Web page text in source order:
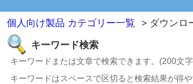
個人向け製品 カテゴリー一覧 > ダウンロ
キーワード検索
キーワードまたは文章で検索できます。(200文
キーワードはスペースで区切ると検索結果が得